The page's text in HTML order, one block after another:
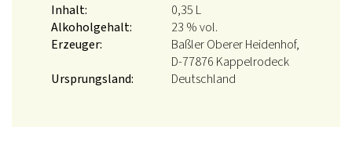
Inhalt:
0,35 L
Alkoholgehalt:
23 % vol.
Erzeuger:
Baßler Oberer Heidenhof,
D-77876 Kappelrodeck
Ursprungsland:
Deutschland